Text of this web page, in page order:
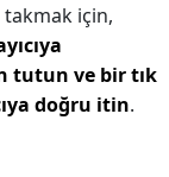
için,
tutun ve bir tık
doğru itin.